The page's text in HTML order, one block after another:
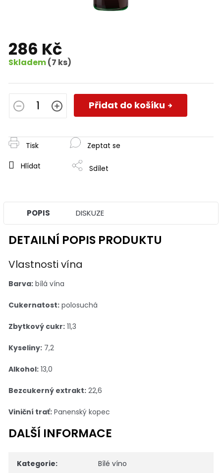
286 Kč
Skladem(7 ks)
Měrná
cena:
Přidat do košíku
Tisk Zeptat se
Hlídat Sdílet
POPIS DISKUZE
DETAILNÍ POPIS PRODUKTU
Vlastnosti vína
Barva: bílá vína
Cukernatost: polosuchá
Zbytkový cukr: 11,3
Kyseliny: 7,2
Alkohol: 13,0
Bezcukerný extrakt: 22,6
Viniční trať: Panenský kopec
DALŠÍ INFORMACE
Kategorie: Bílé víno